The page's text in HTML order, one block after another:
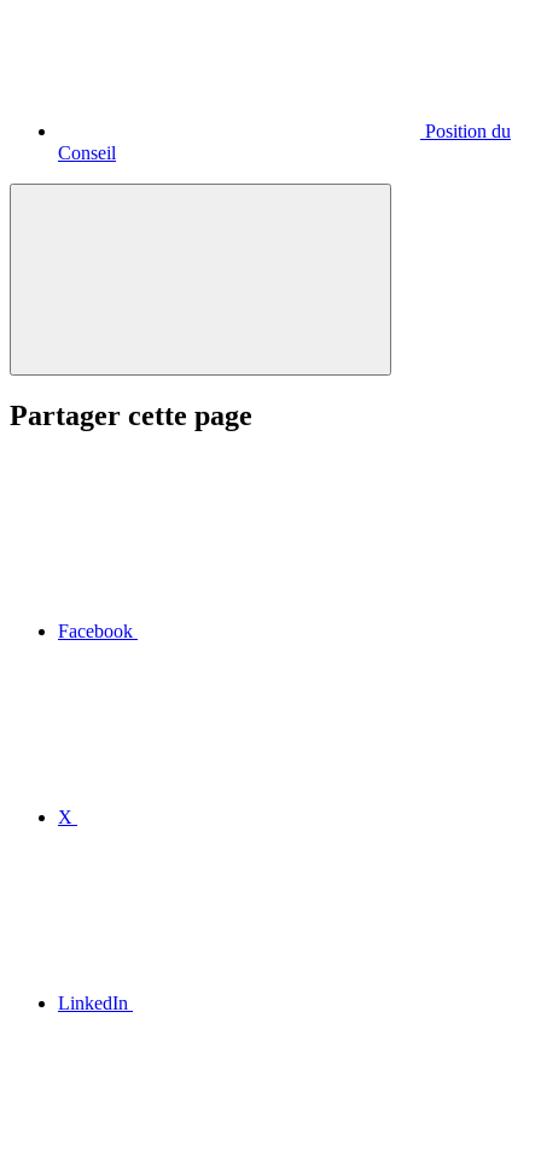
Position du
Conseil
Partager cette page
Facebook
X
LinkedIn